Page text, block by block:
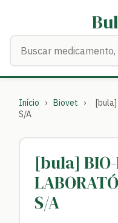
Início › Biovet ›
[bula]
S/A
[bula] BIO-
S/A